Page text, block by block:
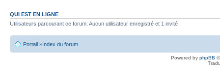
QUI EST EN LIGNE
Utilisateurs parcourant ce forum: Aucun utilisateur enregistré et 1 invité
Portail »Index du forum
Powered by phpBB